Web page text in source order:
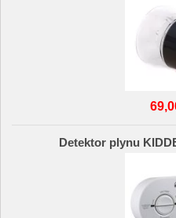
Detektor plynu